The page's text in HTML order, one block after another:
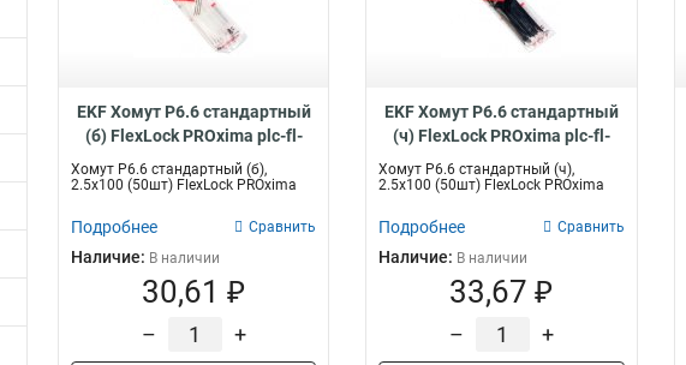
EKF Хомут P6.6 стандартный
(б) FlexLock PROxima plc-fl-
ctsw-2.5x100-r
Хомут P6.6 стандартный (б),
2.5x100 (50шт) FlexLock PROxima
Подробнее Сравнить
Наличие: В наличии
30,61 ₽
– +
EKF Хомут P6.6 стандартный
(ч) FlexLock PROxima plc-fl-
ctsb-2.5x100-r
Хомут P6.6 стандартный (ч),
2.5x100 (50шт) FlexLock PROxima
Подробнее Сравнить
Наличие: В наличии
33,67 ₽
– +